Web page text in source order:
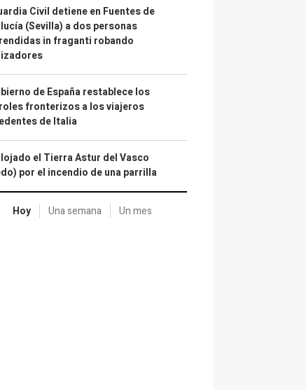
Civil detiene en Fuentes de
(Sevilla) a dos personas
in fraganti robando
de España restablece los
fronterizos a los viajeros
de Italia
el Tierra Astur del Vasco
por el incendio de una parrilla
Hoy Una semana Un mes